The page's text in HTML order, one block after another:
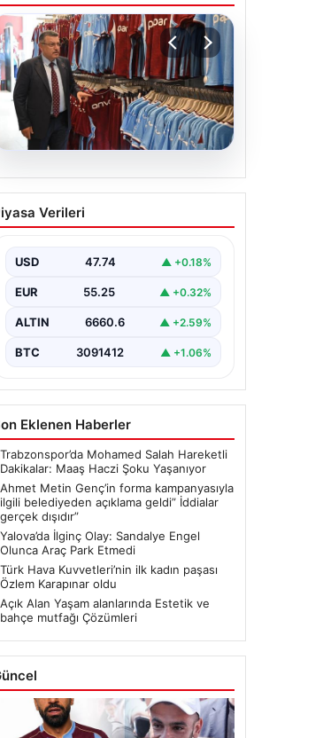
06.08.2026
Ahmet Metin Genç’in
forma kampanyasıyla ilgili
geldi” İddialar gerçek
dışıdır”
Verileri
USD 47.74 ▲ +0.18%
EUR 55.25 ▲ +0.32%
ALTIN 6660.6 ▲ +2.59%
BTC 3091412 ▲ +1.06%
Eklenen Haberler
Trabzonspor’da Mohamed Salah Hareketli
Dakikalar: Maaş Haczi Şoku Yaşanıyor
Ahmet Metin Genç’in forma kampanyasıyla
ilgili belediyeden açıklama geldi” İddialar
gerçek dışıdır”
Yalova’da İlginç Olay: Sandalye Engel
Olunca Araç Park Etmedi
Türk Hava Kuvvetleri’nin ilk kadın paşası
Özlem Karapınar oldu
Açık Alan Yaşam alanlarında Estetik ve
bahçe mutfağı Çözümleri